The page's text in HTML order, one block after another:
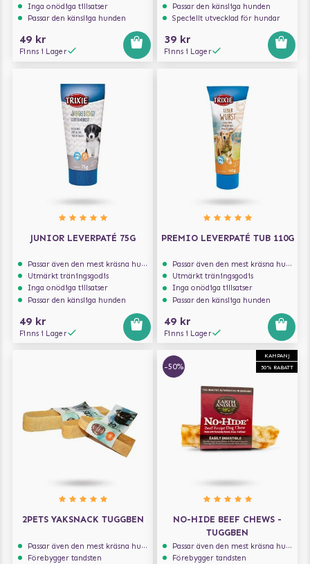
Inga onödiga tillsatser
Passar den känsliga hunden
49 kr
Finns i Lager
Passar den känsliga hunden
Speciellt utvecklad för hundar
39 kr
Finns i Lager
JUNIOR LEVERPATÉ 75G
Passar även den mest kräsna hunden
Utmärkt träningsgodis
Inga onödiga tillsatser
Passar den känsliga hunden
49 kr
Finns i Lager
PREMIO LEVERPATÉ TUB 110G
Passar även den mest kräsna hunden
Utmärkt träningsgodis
Inga onödiga tillsatser
Passar den känsliga hunden
49 kr
Finns i Lager
2PETS YAKSNACK TUGGBEN
Passar även den mest kräsna hunden
Förebygger tandsten
KAMPANJ
50% RABATT
-50%
NO-HIDE BEEF CHEWS -
TUGGBEN
Passar även den mest kräsna hunden
Förebygger tandsten